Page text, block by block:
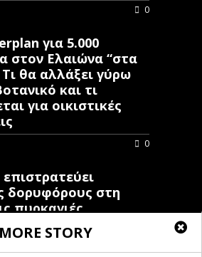
MORE STORY
0
για 5.000
στον Ελαιώνα “στα
Τι θα αλλάξει γύρω
και τι
για οικιστικές
0
δορυφόρους στη
πυρκαγιές